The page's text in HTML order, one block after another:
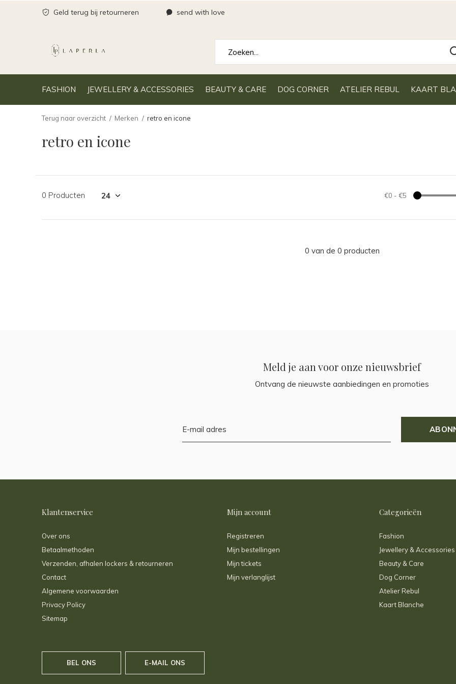
FASHION JEWELLERY & ACCESSORIES BEAUTY & CARE DOG CORNER ATELIER REBUL KAART
Geld terug bij retourneren send with love
Terug naar overzicht Merken retro en icone
retro en icone
0 Producten €0 - €5
0 van de 0 producten
Meld je aan voor onze nieuwsbrief
Ontvang de nieuwste aanbiedingen en promoties
Klantenservice
Over ons
Betaalmethoden
Verzenden, afhalen lockers & retourneren
Contact
Algemene voorwaarden
Privacy Policy
Sitemap
Mijn account
Registreren
Mijn bestellingen
Mijn tickets
Mijn verlanglijst
Categorieën
Fashion
Jewellery & Accessories
Beauty & Care
Dog Corner
Atelier Rebul
Kaart Blanche
BEL ONS E-MAIL ONS